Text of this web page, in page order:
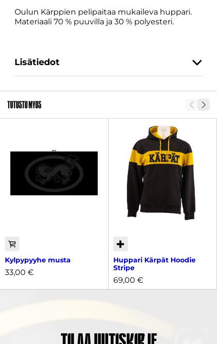
Oulun Kärppien pelipaitaa mukaileva huppari.
Materiaali 70 % puuvilla ja 30 % polyesteri.
Lisätiedot
Koko
XS, S, M, L, XL, XXL, 3XL
SKU
Tutustu myös
Kylpypyyhe musta
33,00 €
Huppari Kärpät Hoodie
Stripe
69,00 €